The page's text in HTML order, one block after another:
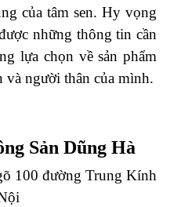
của tâm sen. Hy vọng
những thông tin cần
lựa chọn về sản phẩm
và người thân của mình.
Sản Dũng Hà
100 đường Trung Kính